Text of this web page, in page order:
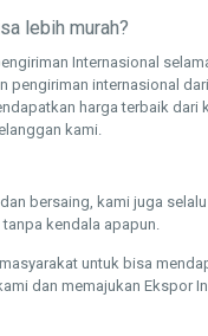
lebih murah?
Internasional
pengiriman internasional
harga terbaik
kami.
bersaing, kami juga
kendala apapun.
untuk bisa
dan memajukan Ekspor